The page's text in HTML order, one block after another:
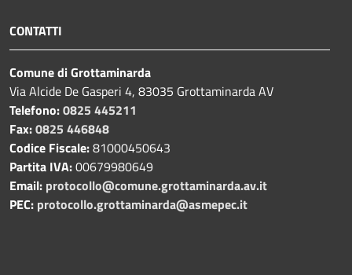
CONTATTI
Comune di Grottaminarda
Via Alcide De Gasperi 4, 83035 Grottaminarda AV
Telefono:0825 445211
Fax:0825 446848
Codice Fiscale:81000450643
Partita IVA:00679980649
Email: protocollo@comune.grottaminarda.av.it
PEC: protocollo.grottaminarda@asmepec.it